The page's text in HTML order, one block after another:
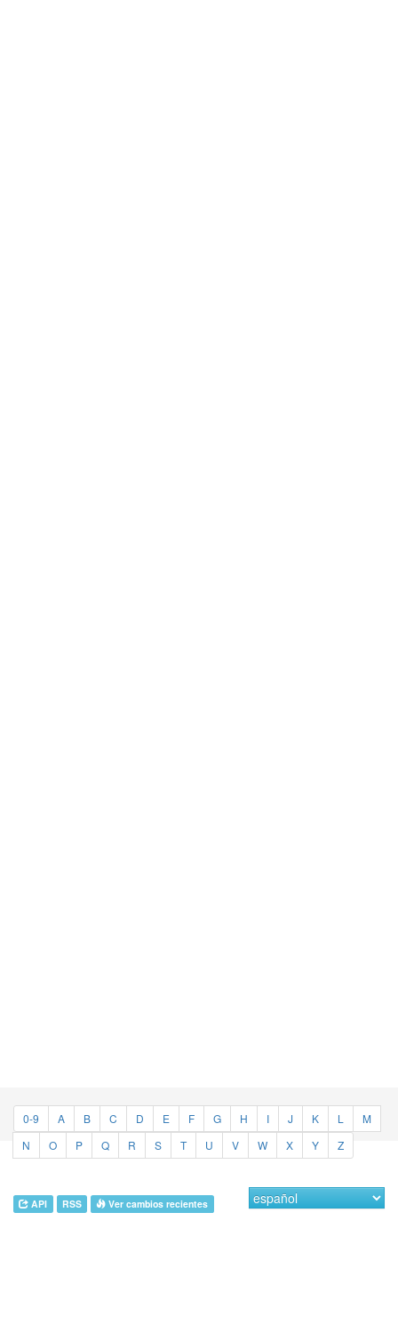
0-9 A B C D E F G H I J K L
M
N
O P Q R S T U V W X Y Z
API RSS Ver cambios recientes